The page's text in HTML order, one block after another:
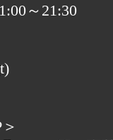
～21:30